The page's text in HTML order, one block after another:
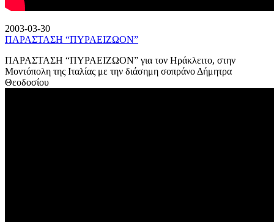
2003-03-30
ΠΑΡΑΣΤΑΣΗ “ΠΥΡΑΕΙΖΩΟΝ”
ΠΑΡΑΣΤΑΣΗ “ΠΥΡΑΕΙΖΩΟΝ” για τον Ηράκλειτο, στην
Μοντόπολη της Ιταλίας με την διάσημη σοπράνο Δήμητρα
Θεοδοσίου